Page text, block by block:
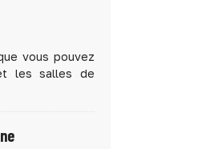
vous pouvez
les salles de